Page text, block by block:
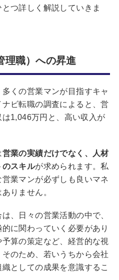
つ詳しく解説していきま
理職）への昇進
くの営業マンが目指すキャ
ビ転職の調査によると、営
1,046万円と、高い収入が
営業の実績だけでなく、人材
のスキルが求められます。私
業マンが必ずしも良いマネ
りません。
、日々の営業活動の中で、
に関わっていく必要があり
算の策定など、経営的な視
のため、若いうちから会社
としての成果を意識するこ